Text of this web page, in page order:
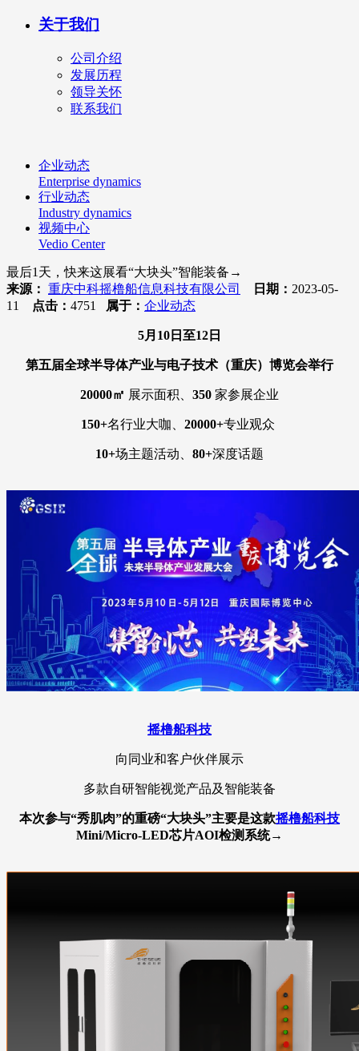
关于我们
公司介绍
发展历程
领导关怀
联系我们
企业动态
Enterprise dynamics
行业动态
Industry dynamics
视频中心
Vedio Center
最后1天，快来这展看“大块头”智能装备→
来源： 重庆中科摇橹船信息科技有限公司 日期： 2023-05-
11
点击： 4751 属于： 企业动态
5月10日至12日
第五届全球半导体产业与电子技术（重庆）博览会举行
20000㎡ 展示面积、 350 家参展企业
150+名行业大咖、 20000+专业观众
10+场主题活动、 80+深度话题
摇橹船科技
向同业和客户伙伴展示
多款自研智能视觉产品及智能装备
本次参与“秀肌肉”的重磅“大块头”主要是这款摇橹船科技
Mini/Micro-LED芯片AOI检测系统→